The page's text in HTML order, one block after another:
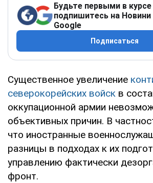
Будьте первыми в курсе
подпишитесь на Новини
Google
Подписаться
Существенное увеличение
северокорейских войск в
оккупационной армии
объективных причин. В
что иностранные
разницы в подходах к их
управлению фактически
фронт.